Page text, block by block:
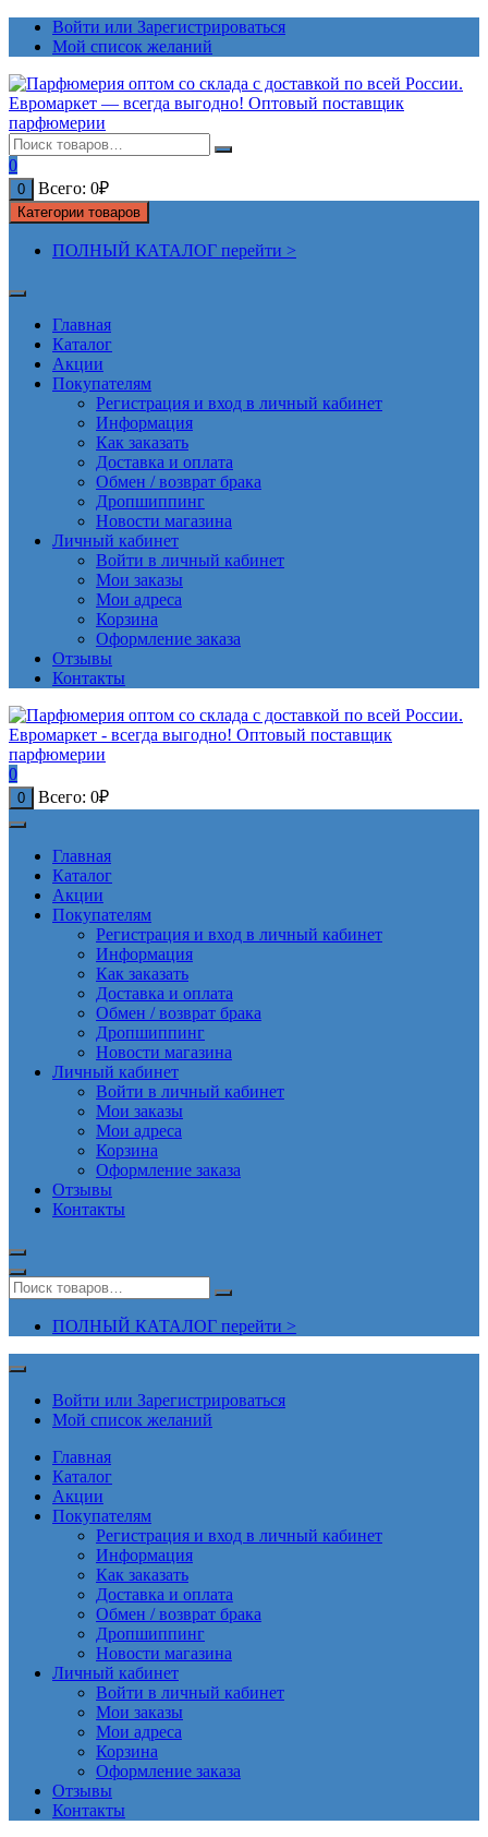
ПерейтиВойти или Зарегистрироваться
Мой список желаний
0
0 Всего: 0₽
Категории товаров
ПОЛНЫЙ КАТАЛОГ перейти >
Главная
Каталог
Акции
Покупателям
Регистрация и вход в личный кабинет
Информация
Как заказать
Доставка и оплата
Обмен / возврат брака
Дропшиппинг
Новости магазина
Личный кабинет
Войти в личный кабинет
Мои заказы
Мои адреса
Корзина
Оформление заказа
Отзывы
Контакты
0
0 Всего: 0₽
Главная
Каталог
Акции
Покупателям
Регистрация и вход в личный кабинет
Информация
Как заказать
Доставка и оплата
Обмен / возврат брака
Дропшиппинг
Новости магазина
Личный кабинет
Войти в личный кабинет
Мои заказы
Мои адреса
Корзина
Оформление заказа
Отзывы
Контакты
ПОЛНЫЙ КАТАЛОГ перейти >
Войти или Зарегистрироваться
Мой список желаний
Главная
Каталог
Акции
Покупателям
Регистрация и вход в личный кабинет
Информация
Как заказать
Доставка и оплата
Обмен / возврат брака
Дропшиппинг
Новости магазина
Личный кабинет
Войти в личный кабинет
Мои заказы
Мои адреса
Корзина
Оформление заказа
Отзывы
Контакты